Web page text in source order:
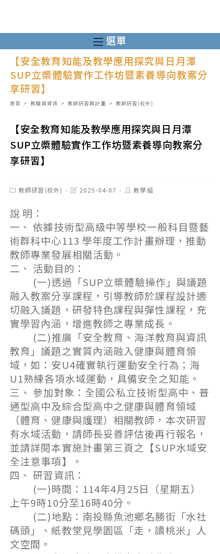
至
主
選單
【安全教育知能及教學應用探究與日月潭
SUP立槳體驗實作工作坊暨素養導向教案分
享研習】
首頁 > 教職員資訊 > 教師研習與計畫 > 教師研習(校外)
【安全教育知能及教學應用探究與日月潭
SUP立槳體驗實作工作坊暨素養導向教案分
享研習】
Post教師研習(校外)
Post2025-04-07
Post教學組
說 明：
一、 依據技術型高級中等學校一般科目暨藝
術群科中心113 學年度工作計畫辦理，推動
教師專業發展相關活動。
二、 活動目的：
(一)透過「SUP立槳體驗操作」與議題
融入教案分享課程，引導教師於課程設計適
切融入議題，研發特色課程與彈性課程，充
實學習內涵，增進教師之專業成長。
(二)推廣「安全教育、海洋教育與資訊
教育」議題之實質內涵融入健康與體育領
域，如：安U4確實執行運動安全行為；海
U1熟練各項水域運動，具備安全之知能。
三、 參加對象：全國公私立技術型高中、普
通型高中及綜合型高中之健康與體育領域
（體育、健康與護理）相關教師，本次研習
有水域活動，請師長妥善評估後再行報名，
並請詳閱本實施計畫第三頁之【SUP水域安
全注意事項】。
四、 研習資訊：
(一)時間：114年4月25日（星期五）
上午9時10分至16時40分。
(二)地點：南投縣魚池鄉名勝街「水社
碼頭」、紙教堂見學園區「走，讀桃米」人
文空間。